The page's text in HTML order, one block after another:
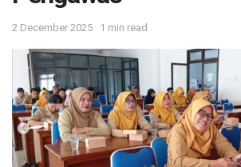
2 December 2025 1 min read